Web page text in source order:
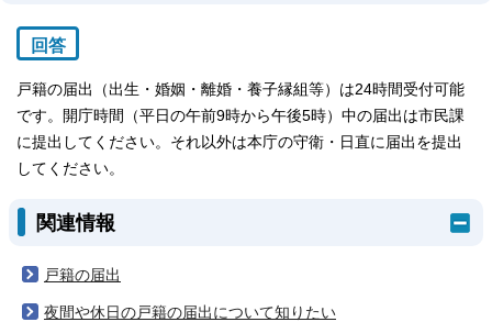
回答
戸籍の届出（出生・婚姻・離婚・養子縁組等）は24時間受付可能
です。開庁時間（平日の午前9時から午後5時）中の届出は市民課
に提出してください。それ以外は本庁の守衛・日直に届出を提出
してください。
関連情報
戸籍の届出
夜間や休日の戸籍の届出について知りたい